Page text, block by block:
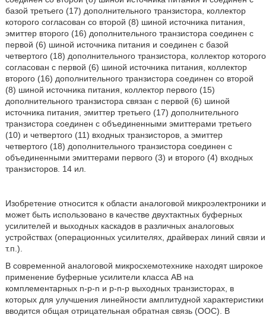
базой третьего (17) дополнительного транзистора, коллектор
которого согласован со второй (8) шиной источника питания,
эмиттер второго (16) дополнительного транзистора соединен с
первой (6) шиной источника питания и соединен с базой
четвертого (18) дополнительного транзистора, коллектор которого
согласован с первой (6) шиной источника питания, коллектор
второго (16) дополнительного транзистора соединен со второй
(8) шиной источника питания, коллектор первого (15)
дополнительного транзистора связан с первой (6) шиной
источника питания, эмиттер третьего (17) дополнительного
транзистора соединен с объединенными эмиттерами третьего
(10) и четвертого (11) входных транзисторов, а эмиттер
четвертого (18) дополнительного транзистора соединен с
объединенными эмиттерами первого (3) и второго (4) входных
транзисторов. 14 ил.
Изобретение относится к области аналоговой микроэлектроники и
может быть использовано в качестве двухтактных буферных
усилителей и выходных каскадов в различных аналоговых
устройствах (операционных усилителях, драйверах линий связи и
т.п.).
В современной аналоговой микросхемотехнике находят широкое
применение буферные усилители класса АВ на
комплементарных n-p-n и p-n-p выходных транзисторах, в
которых для улучшения линейности амплитудной характеристики
вводится общая отрицательная обратная связь (ООС). В